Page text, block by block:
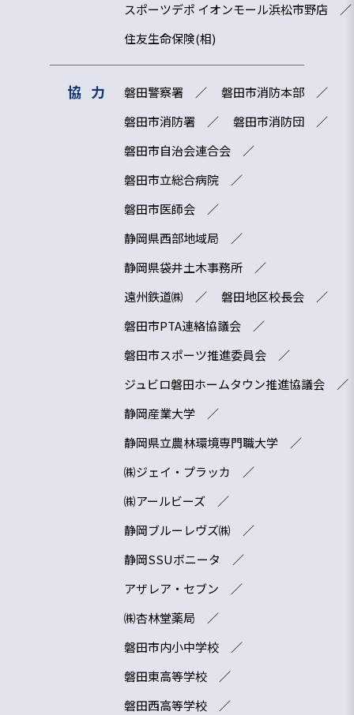
スポーツデポ イオンモール浜松市野店
住友生命保険(相)
協力 磐田警察署
磐田市消防本部
磐田市消防署
磐田市消防団
磐田市自治会連合会
磐田市立総合病院
磐田市医師会
静岡県西部地域局
静岡県袋井土木事務所
遠州鉄道㈱
磐田地区校長会
磐田市PTA連絡協議会
磐田市スポーツ推進委員会
ジュビロ磐田ホームタウン推進協議会
静岡産業大学
静岡県立農林環境専門職大学
㈱ジェイ・プラッカ
㈱アールビーズ
静岡ブルーレヴズ㈱
静岡SSUボニータ
アザレア・セブン
㈱杏林堂薬局
磐田市内小中学校
磐田東高等学校
磐田西高等学校